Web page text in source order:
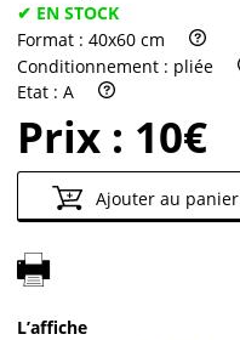
✔ EN STOCK
Format : 40x60 cm
Conditionnement : pliée
Etat : A
Prix : 10€
Ajouter au panier
L’affiche